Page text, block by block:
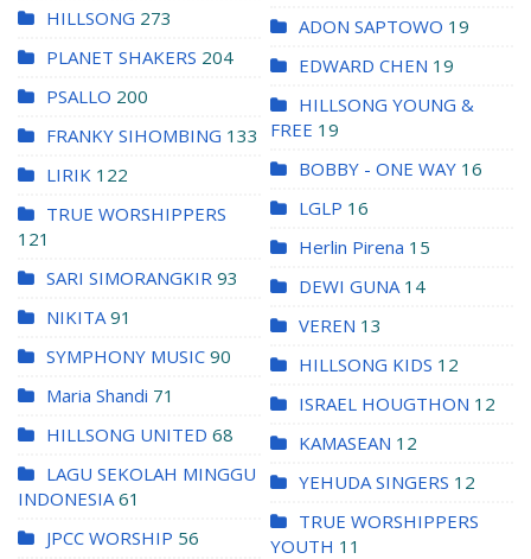
HILLSONG 273
PLANET SHAKERS 204
PSALLO 200
FRANKY SIHOMBING 133
LIRIK 122
TRUE WORSHIPPERS
121
SARI SIMORANGKIR 93
NIKITA 91
SYMPHONY MUSIC 90
Maria Shandi 71
HILLSONG UNITED 68
LAGU SEKOLAH MINGGU
INDONESIA 61
JPCC WORSHIP 56
ADON SAPTOWO 19
EDWARD CHEN 19
HILLSONG YOUNG &
FREE 19
BOBBY - ONE WAY 16
LGLP 16
Herlin Pirena 15
DEWI GUNA 14
VEREN 13
HILLSONG KIDS 12
ISRAEL HOUGTHON 12
KAMASEAN 12
YEHUDA SINGERS 12
TRUE WORSHIPPERS
YOUTH 11